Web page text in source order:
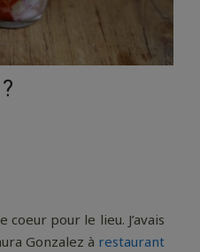
coeur pour le lieu. J’avais
Gonzalez à restaurant